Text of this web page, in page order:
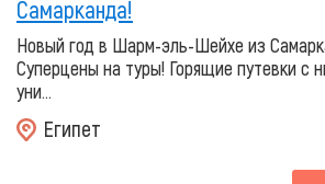
Самарканда!
Новый год в Шарм-эль-Шейхе из
Суперцены на туры! Горящие путевки с
уни...
Египет